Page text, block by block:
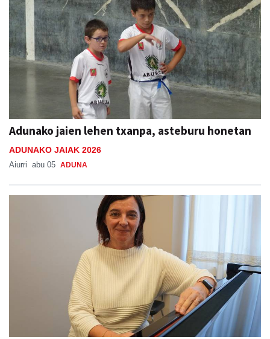
Adunako jaien lehen txanpa, asteburu honetan
ADUNAKO JAIAK 2026
Aiurri abu 05 ADUNA